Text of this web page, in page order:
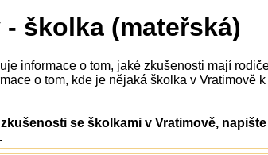
- školka (mateřská)
informace o tom, jaké zkušenosti mají
o tom, kde je nějaká školka v Vratimově
se školkami v Vratimově,